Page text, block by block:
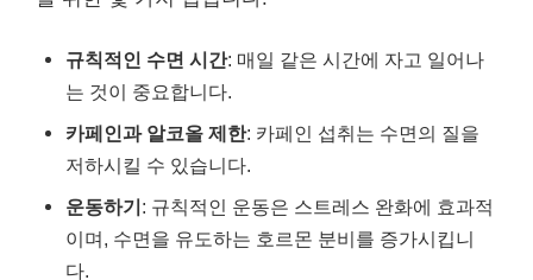
규칙적인 수면 시간: 매일 같은 시간에 자고 일어나
는 것이 중요합니다.
카페인과 알코올 제한: 카페인 섭취는 수면의 질을
저하시킬 수 있습니다.
운동하기: 규칙적인 운동은 스트레스 완화에 효과적
이며, 수면을 유도하는 호르몬 분비를 증가시킵니
다.